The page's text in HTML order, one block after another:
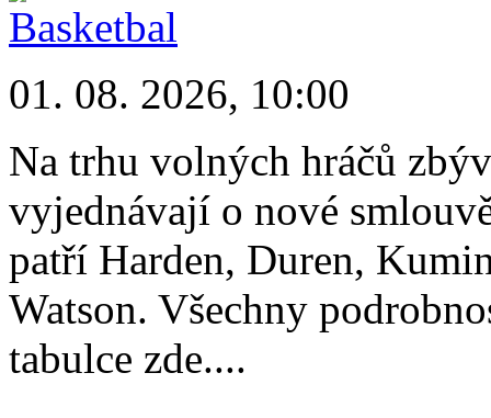
01. 08. 2026, 10:00
Na trhu volných hráčů
vyjednávají o nové
patří Harden, Duren,
Watson. Všechny
tabulce zde....